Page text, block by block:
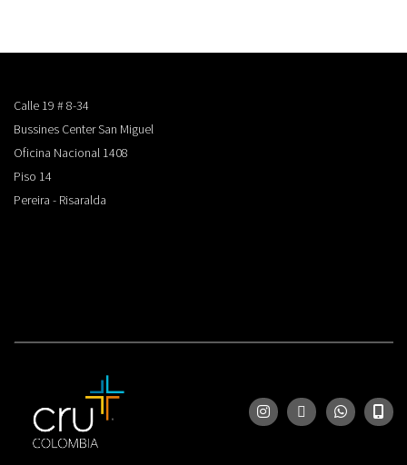
Calle 19 # 8-34
Bussines Center San Miguel
Oficina Nacional 1408
Piso 14
Pereira - Risaralda